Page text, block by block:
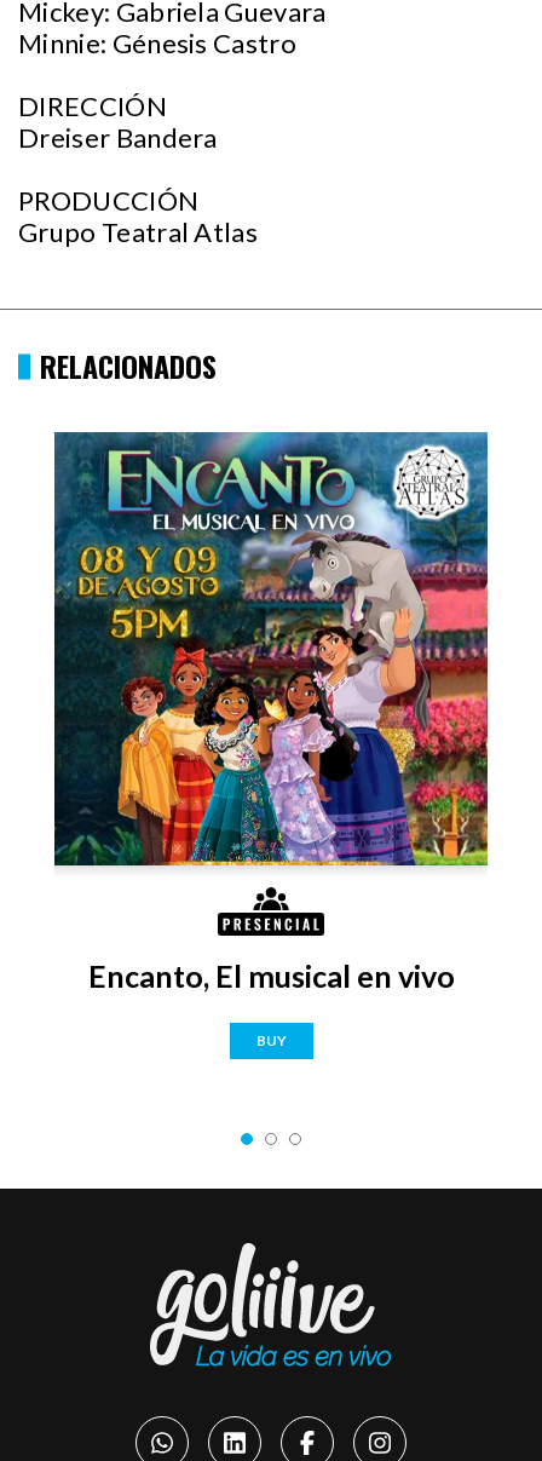
Mickey: Gabriela Guevara
Minnie: Génesis Castro
DIRECCIÓN
Dreiser Bandera
PRODUCCIÓN
Grupo Teatral Atlas
RELACIONADOS
Encanto, El musical en vivo
BUY